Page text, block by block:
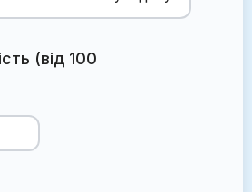
(від 100